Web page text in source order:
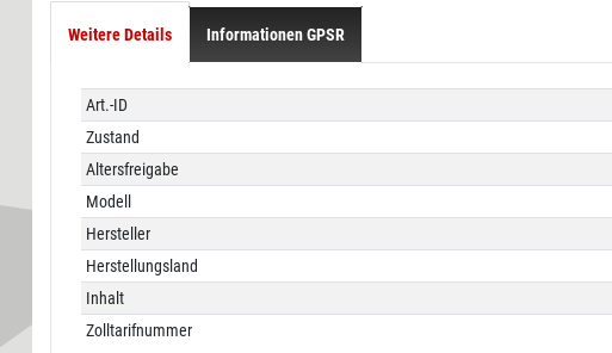
Weitere Details Informationen GPSR
Technisches
Merkmal
Wert
Art.-ID
Zustand
Altersfreigabe
Modell
Hersteller
Herstellungsland
Inhalt
Zolltarifnummer